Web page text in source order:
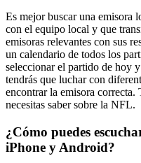
Es mejor buscar una emisora
con el equipo local y que
emisoras relevantes con sus
un calendario de todos los
seleccionar el partido de hoy
tendrás que luchar con
encontrar la emisora
necesitas saber sobre la NFL.
¿Cómo puedes
iPhone y Android?